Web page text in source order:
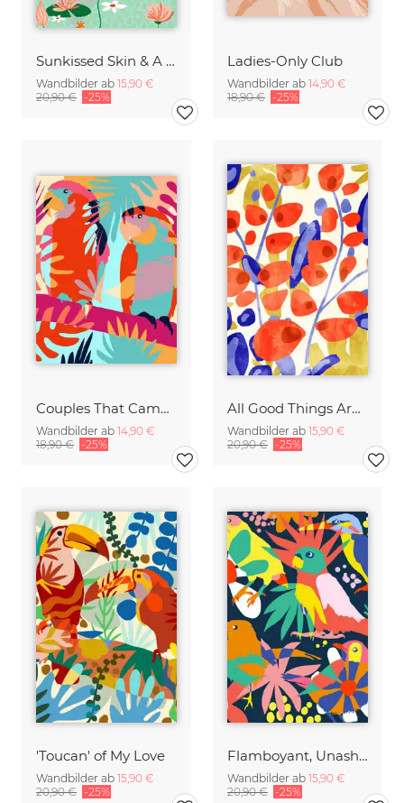
Sunkissed Skin & A Tropical Sky, Let Your Soul & Spirit Fly
Wandbilder ab 15,90 €
20,90 € -25%
Ladies-Only Club
Wandbilder ab 14,90 €
18,90 € -25%
Couples That Camouflage Together, Stay Together
Wandbilder ab 14,90 €
18,90 € -25%
All Good Things Are Wild & Free
Wandbilder ab 15,90 €
20,90 € -25%
'Toucan' of My Love
Wandbilder ab 15,90 €
20,90 € -25%
Flamboyant, Unashamed & Free
Wandbilder ab 15,90 €
20,90 € -25%